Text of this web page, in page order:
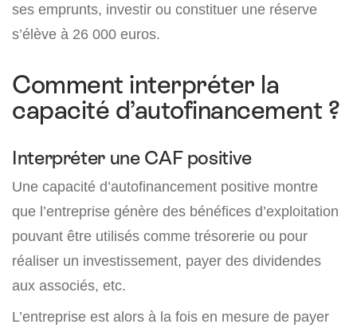
ses emprunts, investir ou constituer une réserve
s’élève à 26 000 euros.
Comment interpréter la
capacité d’autofinancement ?
Interpréter une CAF positive
Une capacité d’autofinancement positive montre
que l’entreprise génère des bénéfices d’exploitation
pouvant être utilisés comme trésorerie ou pour
réaliser un investissement, payer des dividendes
aux associés, etc.
L’entreprise est alors à la fois en mesure de payer